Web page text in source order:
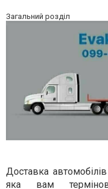
Загальний розділ
Доставка
яка вам